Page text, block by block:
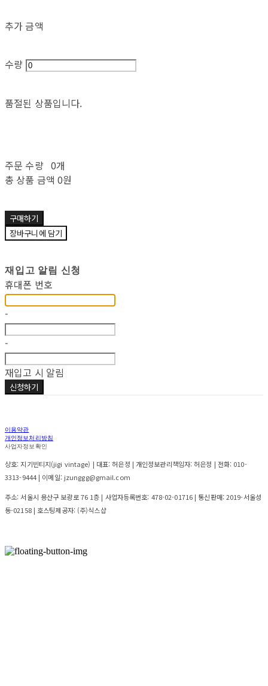
추가 금액
수량
품절된 상품입니다.
주문 수량 0개
총 상품 금액 0원
구매하기
장바구니에 담기
재입고 알림 신청
휴대폰 번호
-
-
재입고 시 알림
신청하기
이용약관
개인정보처리방침
사업자정보확인
상호: 지기빈티지(jigi vintage) | 대표: 허은정 | 개인정보관리책임자: 허은정 | 전화: 010-
3313-9444 | 이메일: jzunggg@gmail.com
주소: 서울시 용산구 보광로 76 1층 | 사업자등록번호: 478-02-01716| 통신판매:2019-서울성
동-02158| 호스팅제공자: (주)식스샵